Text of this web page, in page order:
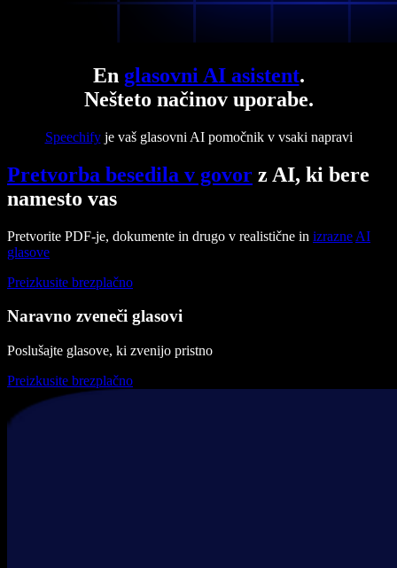
En glasovni AI asistent.
Nešteto načinov uporabe.
Speechifyje vaš glasovni AI pomočnik v vsaki napravi
Pretvorba besedila v govor z AI, ki bere
namesto vas
Pretvorite PDF-je, dokumente in drugo v realistične in izrazne AI
glasove
Preizkusite brezplačno
Naravno zveneči glasovi
Poslušajte glasove, ki zvenijo pristno
Preizkusite brezplačno